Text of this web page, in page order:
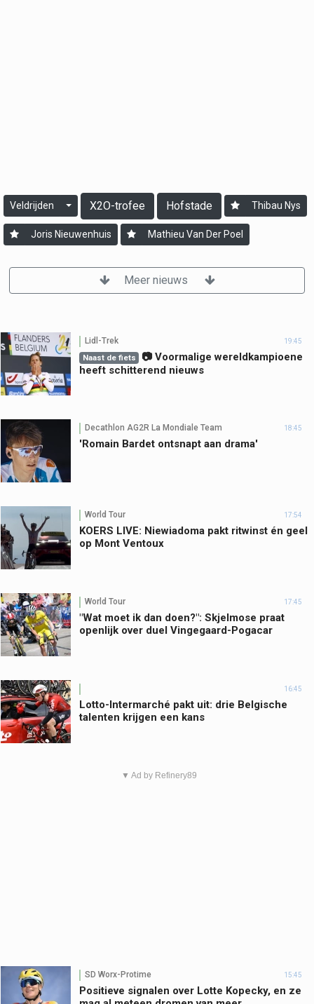
Veldrijden X2O-trofee Hofstade Thibau Nys
Joris Nieuwenhuis Mathieu Van Der Poel
Meer nieuws
Lidl-Trek 19:45
Naast de fiets
📷 Voormalige wereldkampioene
heeft schitterend nieuws
Decathlon AG2R La Mondiale Team 18:45
'Romain Bardet ontsnapt aan drama'
World Tour 17:54
KOERS LIVE: Niewiadoma pakt ritwinst én geel
op Mont Ventoux
World Tour 17:45
"Wat moet ik dan doen?": Skjelmose praat
openlijk over duel Vingegaard-Pogacar
16:45
Lotto-Intermarché pakt uit: drie Belgische
talenten krijgen een kans
▼ Ad by Refinery89
SD Worx-Protime 15:45
Positieve signalen over Lotte Kopecky, en ze